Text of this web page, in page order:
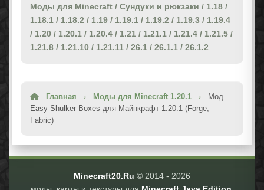
Моды для Minecraft / Сундуки и рюкзаки / 1.18 /
1.18.1 / 1.18.2 / 1.19 / 1.19.1 / 1.19.2 / 1.19.3 / 1.19.4
/ 1.20 / 1.20.1 / 1.20.4 / 1.21 / 1.21.1 / 1.21.4 / 1.21.5 /
1.21.8 / 1.21.10 / 1.21.11 / 26.1 / 26.1.1 / 26.1.2
Главная › Моды для Minecraft 1.20.1 ›
Мод
Easy Shulker Boxes для Майнкрафт 1.20.1 (Forge,
Fabric)
Minecraft20.Ru © 2014 - 2026